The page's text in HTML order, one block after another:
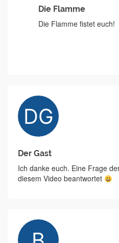
Die Flamme
Die Flamme fistet euch!
Der Gast
Ich danke euch. Eine Frage
diesem Video beantwortet